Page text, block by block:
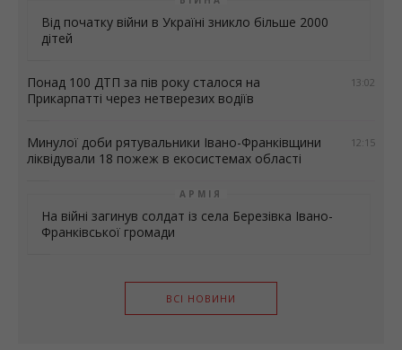
Від початку війни в Україні зникло більше 2000
дітей
13:02
Понад 100 ДТП за пів року сталося на
Прикарпатті через нетверезих водіїв
12:15
Минулої доби рятувальники Івано-Франківщини
ліквідували 18 пожеж в екосистемах області
АРМІЯ
На війні загинув солдат із села Березівка Івано-
Франківської громади
ВСІ НОВИНИ